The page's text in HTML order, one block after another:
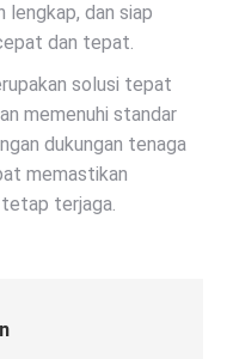
dan siap
dan tepat.
solusi tepat
memenuhi standar
dukungan tenaga
memastikan
terjaga.